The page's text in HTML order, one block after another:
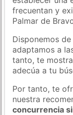
frecuentan y
Palmar de
Disponemos de
adaptamos a
tanto, te
adecúa a tu
Por tanto, te
nuestra
concurrencia